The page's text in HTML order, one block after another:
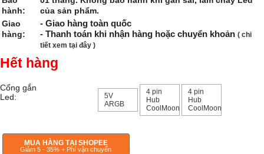
hành:
của sản phẩm.
Giao
hàng:
- Giao hàng toàn quốc
- Thanh toán khi nhận hàng hoặc chuyển khoản ( chi
tiết xem tại đây )
Hết hàng
Cổng gắn
Led:
5V
ARGB
4 pin
Hub
CoolMoon
4 pin
Hub
CoolMoon
MUA HÀNG TẠI SHOPEE
Giảm 5 - 35% + Phí vận chuyển